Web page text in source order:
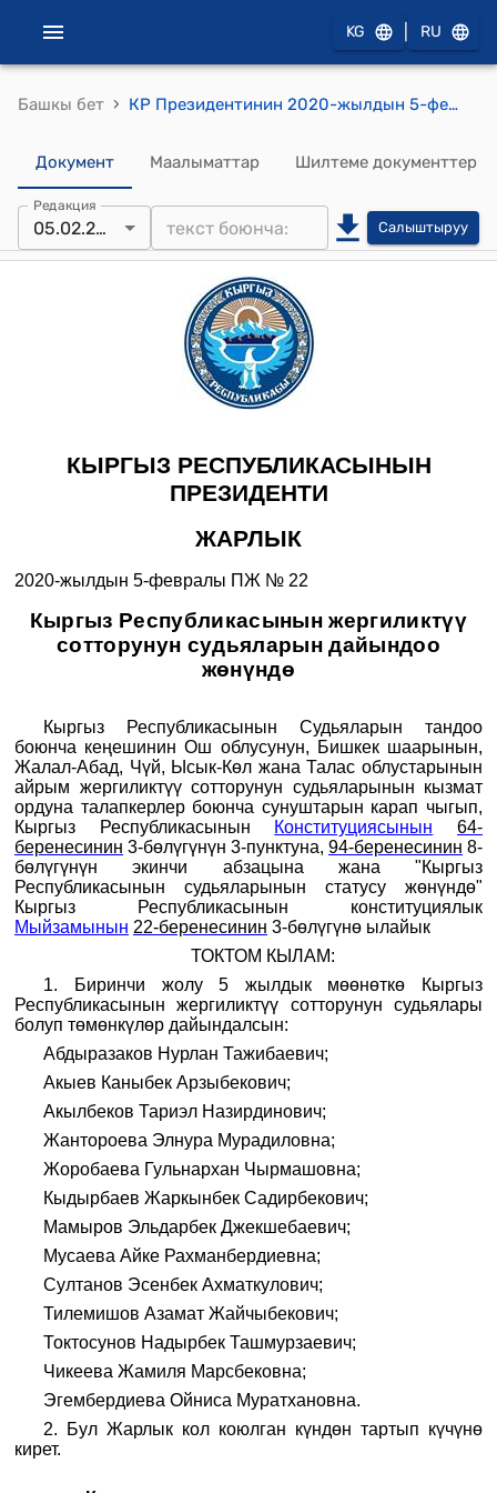
KG RU
Башкы бет › КР Президентинин 2020-жылдын 5-февралындагы ПЖ № 22 "Кыргыз Республикасынын жергиликтүү сотторунун судьяларын дайындоо жөнүндө" Жарлыгы
Документ Маалыматтар Шилтеме документтер
Редакция
05.02.2020 Салыштыруу